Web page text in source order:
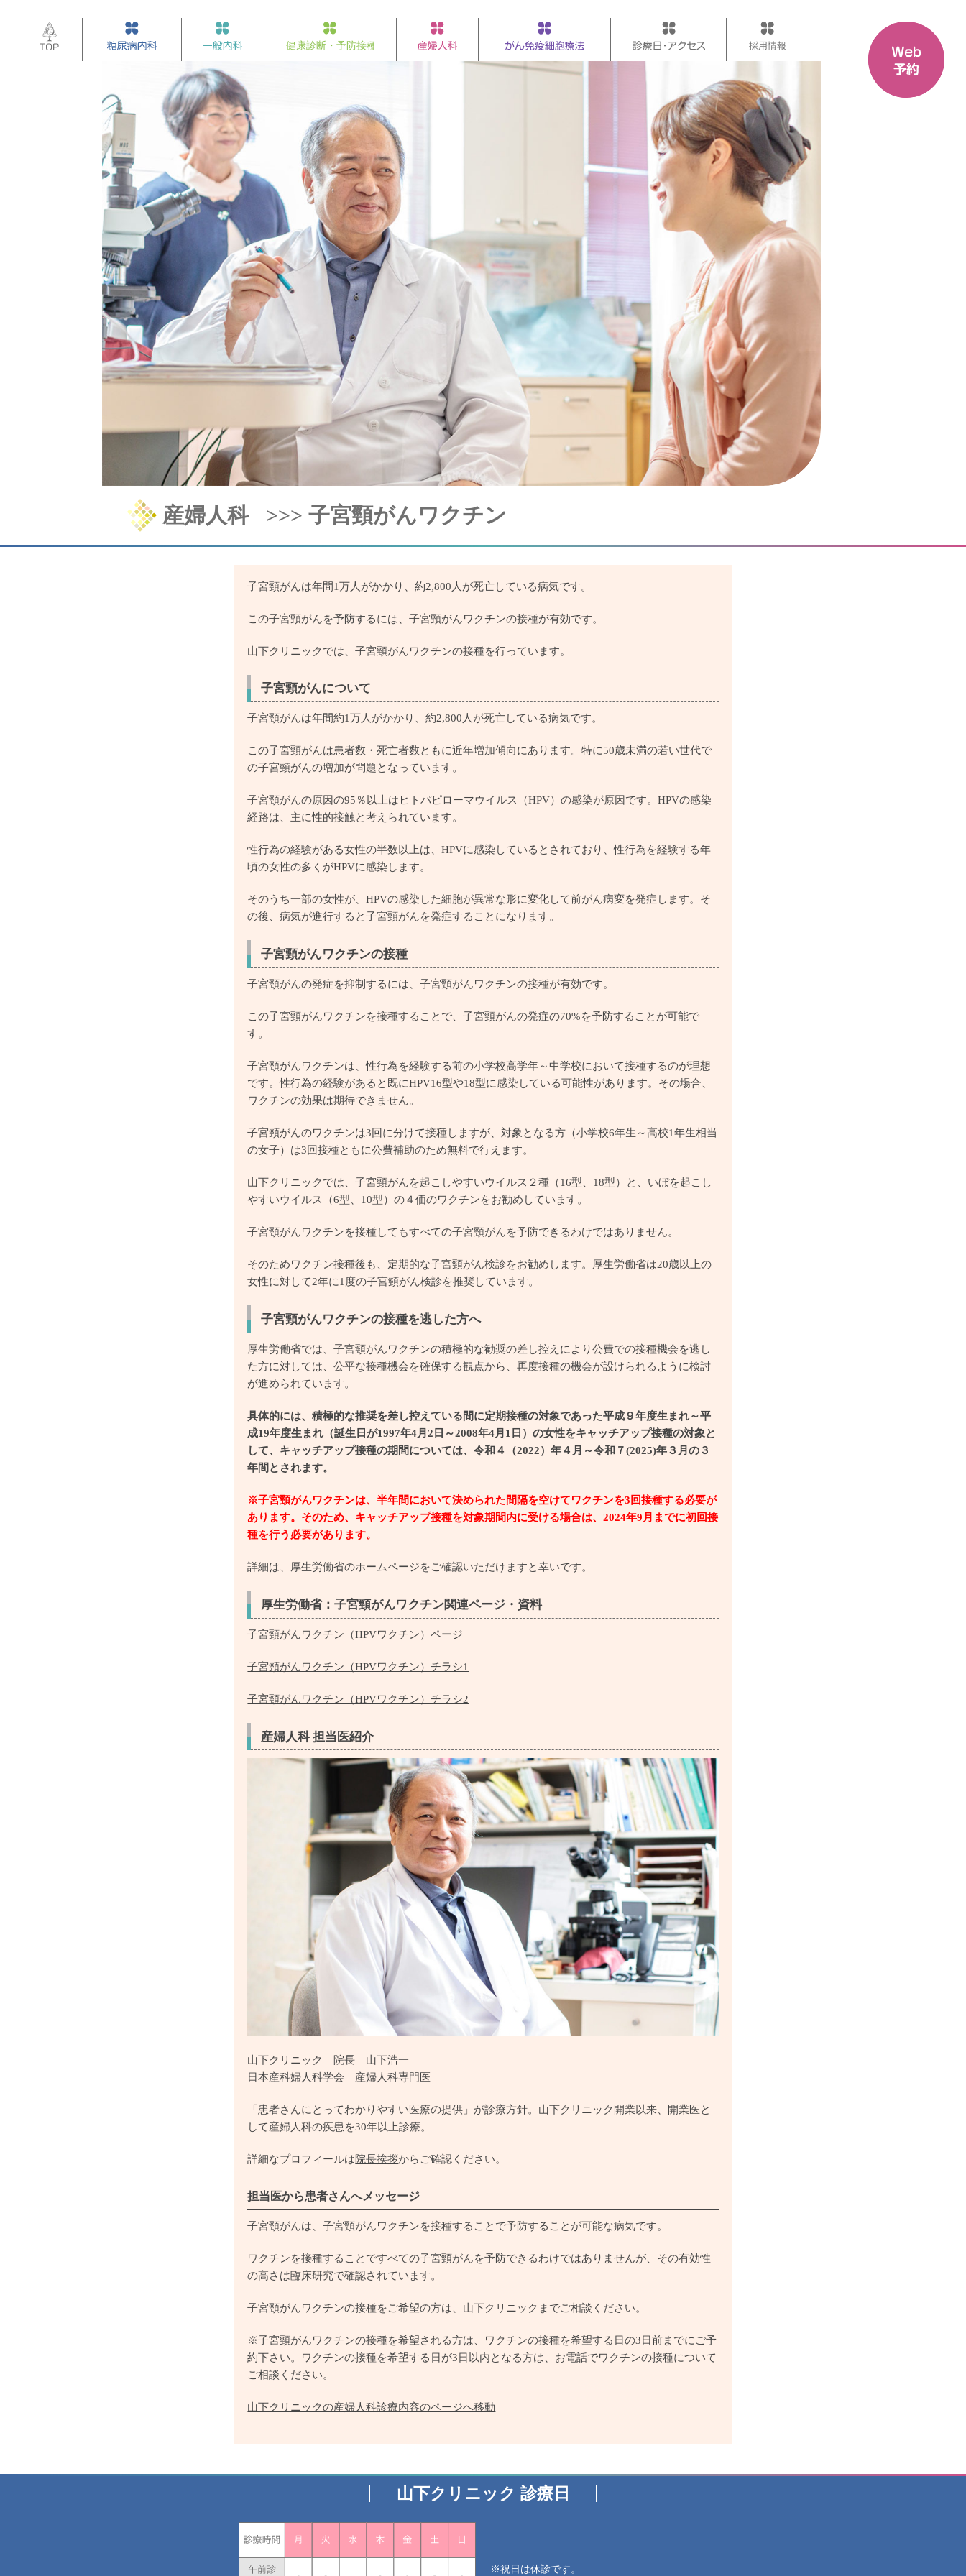
産婦人科 >>> 子宮頸がんワクチン
子宮頸がんは年間1万人がかかり、約2,800人が死亡している病気です。
この子宮頸がんを予防するには、子宮頸がんワクチンの接種が有効です。
山下クリニックでは、子宮頸がんワクチンの接種を行っています。
子宮頸がんについて
子宮頸がんは年間約1万人がかかり、約2,800人が死亡している病気です。
この子宮頸がんは患者数・死亡者数ともに近年増加傾向にあります。特に50歳未満の若い世代で
の子宮頸がんの増加が問題となっています。
子宮頸がんの原因の95％以上はヒトパピローマウイルス（HPV）の感染が原因です。HPVの感染
経路は、主に性的接触と考えられています。
性行為の経験がある女性の半数以上は、HPVに感染しているとされており、性行為を経験する年
頃の女性の多くがHPVに感染します。
そのうち一部の女性が、HPVの感染した細胞が異常な形に変化して前がん病変を発症します。そ
の後、病気が進行すると子宮頸がんを発症することになります。
子宮頸がんワクチンの接種
子宮頸がんの発症を抑制するには、子宮頸がんワクチンの接種が有効です。
この子宮頸がんワクチンを接種することで、子宮頸がんの発症の70%を予防することが可能で
す。
子宮頸がんワクチンは、性行為を経験する前の小学校高学年～中学校において接種するのが理想
です。性行為の経験があると既にHPV16型や18型に感染している可能性があります。その場合、
ワクチンの効果は期待できません。
子宮頸がんのワクチンは3回に分けて接種しますが、対象となる方（小学校6年生～高校1年生相当
の女子）は3回接種ともに公費補助のため無料で行えます。
山下クリニックでは、子宮頸がんを起こしやすいウイルス２種（16型、18型）と、いぼを起こし
やすいウイルス（6型、10型）の４価のワクチンをお勧めしています。
子宮頸がんワクチンを接種してもすべての子宮頸がんを予防できるわけではありません。
そのためワクチン接種後も、定期的な子宮頸がん検診をお勧めします。厚生労働省は20歳以上の
女性に対して2年に1度の子宮頸がん検診を推奨しています。
子宮頸がんワクチンの接種を逃した方へ
厚生労働省では、子宮頸がんワクチンの積極的な勧奨の差し控えにより公費での接種機会を逃し
た方に対しては、公平な接種機会を確保する観点から、再度接種の機会が設けられるように検討
が進められています。
具体的には、積極的な推奨を差し控えている間に定期接種の対象であった平成９年度生まれ～平
成19年度生まれ（誕生日が1997年4月2日～2008年4月1日）の女性をキャッチアップ接種の対象と
して、キャッチアップ接種の期間については、令和４（2022）年４月～令和７(2025)年３月の３
年間とされます。
※子宮頸がんワクチンは、半年間において決められた間隔を空けてワクチンを3回接種する必要が
あります。そのため、キャッチアップ接種を対象期間内に受ける場合は、2024年9月までに初回接
種を行う必要があります。
詳細は、厚生労働省のホームページをご確認いただけますと幸いです。
厚生労働省：子宮頸がんワクチン関連ページ・資料
子宮頸がんワクチン（HPVワクチン）ページ
子宮頸がんワクチン（HPVワクチン）チラシ1
子宮頸がんワクチン（HPVワクチン）チラシ2
産婦人科 担当医紹介
山下クリニック 院長 山下浩一
日本産科婦人科学会 産婦人科専門医
「患者さんにとってわかりやすい医療の提供」が診療方針。山下クリニック開業以来、開業医と
して産婦人科の疾患を30年以上診療。
詳細なプロフィールは院長挨拶からご確認ください。
担当医から患者さんへメッセージ
子宮頸がんは、子宮頸がんワクチンを接種することで予防することが可能な病気です。
ワクチンを接種することですべての子宮頸がんを予防できるわけではありませんが、その有効性
の高さは臨床研究で確認されています。
子宮頸がんワクチンの接種をご希望の方は、山下クリニックまでご相談ください。
※子宮頸がんワクチンの接種を希望される方は、ワクチンの接種を希望する日の3日前までにご予
約下さい。ワクチンの接種を希望する日が3日以内となる方は、お電話でワクチンの接種について
ご相談ください。
山下クリニックの産婦人科診療内容のページへ移動
山下クリニック 診療日
※祝日は休診です。